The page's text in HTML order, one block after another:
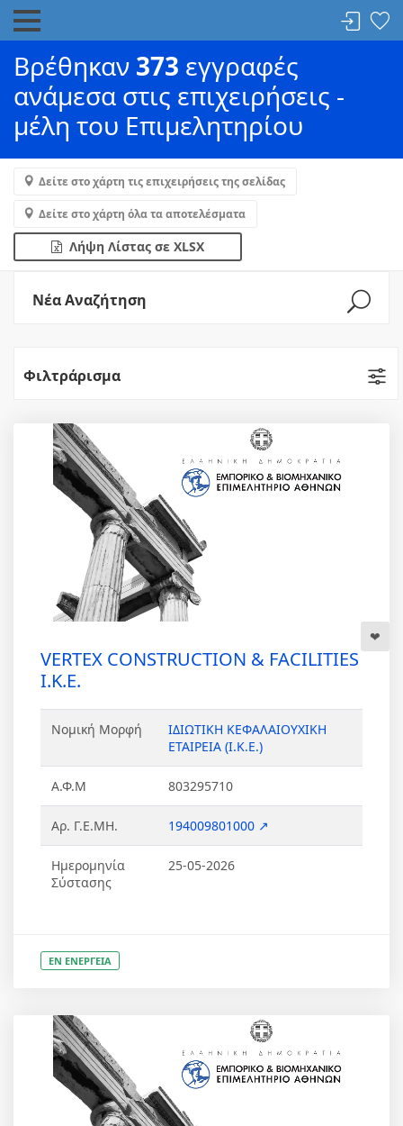
Βρέθηκαν 373 εγγραφές
ανάμεσα στις επιχειρήσεις -
μέλη του Επιμελητηρίου
Δείτε στο χάρτη τις επιχειρήσεις της σελίδας
Δείτε στο χάρτη όλα τα αποτελέσματα
Λήψη Λίστας σε XLSX
Νέα Αναζήτηση
Φιλτράρισμα
VERTEX CONSTRUCTION & FACILITIES
Ι.Κ.Ε.
Νομική Μορφή
ΙΔΙΩΤΙΚΗ ΚΕΦΑΛΑΙΟΥΧΙΚΗ
ΕΤΑΙΡΕΙΑ (Ι.Κ.Ε.)
Α.Φ.Μ 803295710
Αρ. Γ.Ε.ΜΗ. 194009801000 ↗
Ημερομηνία
Σύστασης
25-05-2026
ΕΝ ΕΝΕΡΓΕΙΑ